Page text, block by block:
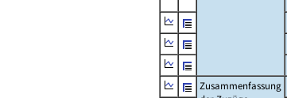
Zusammenfassung